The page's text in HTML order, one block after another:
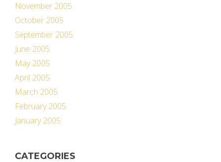
November 2005
October 2005
September 2005
June 2005
May 2005
April 2005
March 2005
February 2005
January 2005
CATEGORIES